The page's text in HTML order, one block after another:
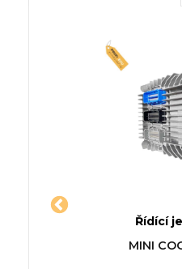
Řídící
MINI
Jednotka
Shooting